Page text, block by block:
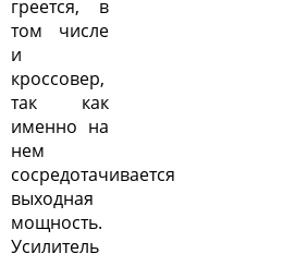
греется, в
том числе
и
кроссовер,
так как
именно на
нем
сосредотачивается
выходная
мощность.
Усилитель